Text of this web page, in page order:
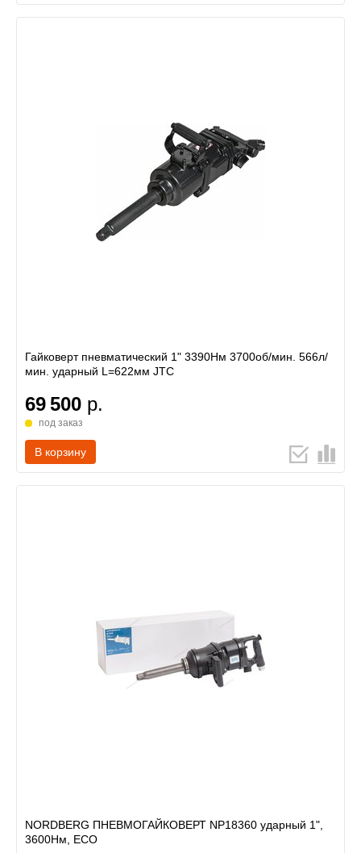
Гайковерт пневматический 1" 3390Нм 3700об/мин. 566л/
мин. ударный L=622мм JTC
69 500 р.
под заказ
В корзину
NORDBERG ПНЕВМОГАЙКОВЕРТ NP18360 ударный 1",
3600Нм, ECO